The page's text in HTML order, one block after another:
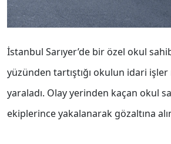
İstanbul Sarıyer’de bir özel okul
yüzünden tartıştığı okulun idari
yaraladı. Olay yerinden kaçan okul
ekiplerince yakalanarak gözaltına